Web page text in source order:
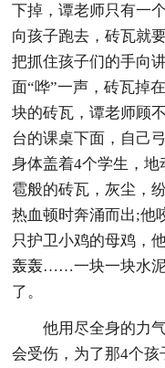
下掉，谭老师只有一
向孩子跑去，砖瓦就
把抓住孩子们的手向
面“哗”一声，砖瓦掉
块的砖瓦，谭老师顾
台的课桌下面，自己
身体盖着4个学生，
雹般的砖瓦，灰尘，
热血顿时奔涌而出;他
只护卫小鸡的母鸡，
轰轰……一块一块水泥
了。
他用尽全身的力
会受伤，为了那4个